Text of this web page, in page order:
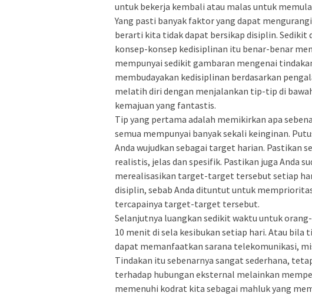
untuk bekerja kembali atau malas untuk
Yang pasti banyak faktor yang dapat
berarti kita tidak dapat bersikap disiplin.
konsep-konsep kedisiplinan itu benar-benar
mempunyai sedikit gambaran mengenai
membudayakan kedisiplinan berdasarkan
melatih diri dengan menjalankan tip-tip di
kemajuan yang fantastis.
Tip yang pertama adalah memikirkan apa
semua mempunyai banyak sekali keinginan.
Anda wujudkan sebagai target harian. Pastikan
realistis, jelas dan spesifik. Pastikan juga Anda
merealisasikan target-target tersebut setiap
disiplin, sebab Anda dituntut untuk
tercapainya target-target tersebut.
Selanjutnya luangkan sedikit waktu untuk
10 menit di sela kesibukan setiap hari. Atau bila
dapat memanfaatkan sarana telekomunikasi,
Tindakan itu sebenarnya sangat sederhana,
terhadap hubungan eksternal melainkan
memenuhi kodrat kita sebagai mahluk yang